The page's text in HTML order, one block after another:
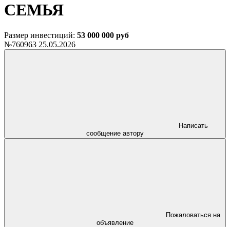
СЕМЬЯ
Размер инвестиций: 53 000 000 руб
№760963 25.05.2026
сообщение автору
объявление